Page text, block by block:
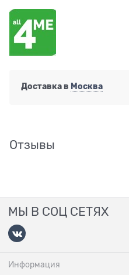
Доставка в Москва
Отзывы
МЫ В СОЦ СЕТЯХ
Информация